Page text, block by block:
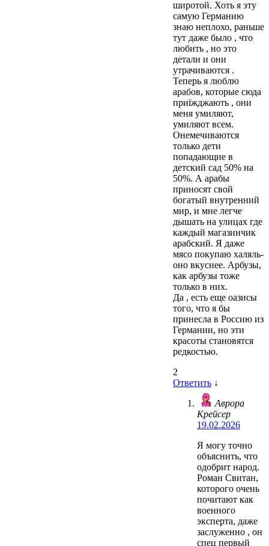
широтой. Хоть я эту
самую Германию
знаю неплохо, раньше
тут даже было , что
любить , но это
детали и они
утрачиваются .
Теперь я люблю
арабов, которые сюда
приїжджають , они
меня умиляют,
умиляют всем.
Онемечиваются
только дети
попадающие в
детский сад 50% на
50%. А арабы
приносят свой
богатый внутренний
мир, и мне легче
дышать на улицах где
каждый магазинчик
арабский. Я даже
мясо покупаю халяль-
оно вкуснее. Арбузы,
как арбузы тоже
только в них.
Да , есть еще оазисы
того, что я бы
принесла в Россию из
Германии, но эти
красоты становятся
редкостью.
2
Ответить ↓
Аврора
Крейсер
19.02.2026
Я могу точно
объяснить, что
одобрит народ.
Роман Свитан,
которого очень
почитают как
военного
эксперта, даже
заслуженно , он
спец первый